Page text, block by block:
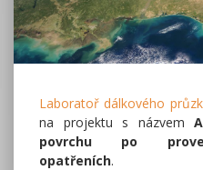
Laboratoř dálkového
na projektu s názvem
povrchu po
opatřeních.